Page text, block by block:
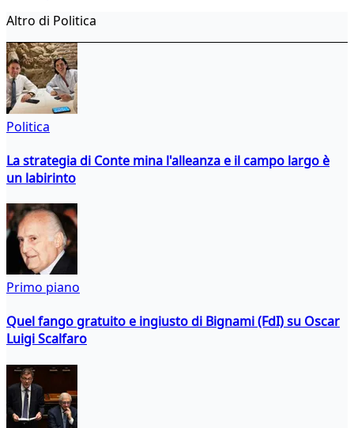
Altro di Politica
Politica
La strategia di Conte mina l'alleanza e il campo largo è
un labirinto
Primo piano
Quel fango gratuito e ingiusto di Bignami (FdI) su Oscar
Luigi Scalfaro